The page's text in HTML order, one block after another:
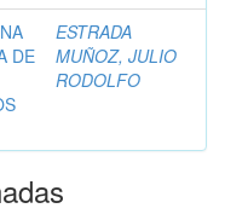
DE
ESTRADA
MUÑOZ, JULIO
RODOLFO